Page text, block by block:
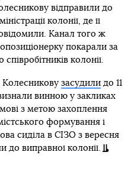
відправили до
колонії, де її
Канал того ж
покарали за
колонії.
Колесникову засудилидо 11
винною у закликах
з метою захоплення
формування і
сиділа в СІЗО з вересня
до виправної колонії.